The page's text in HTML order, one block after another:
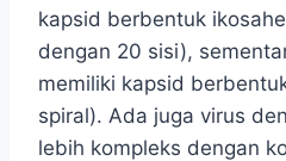
kapsid berbentuk
dengan 20 sisi),
memiliki kapsid
spiral). Ada juga virus
lebih kompleks dengan